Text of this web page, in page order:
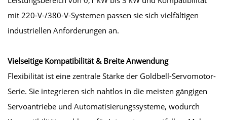
mit 220-V-/380-V-Systemen passen sie sich vielfältigen
industriellen Anforderungen an.
Vielseitige Kompatibilität & Breite Anwendung
Flexibilität ist eine zentrale Stärke der Goldbell-Servomotor-
Serie. Sie integrieren sich nahtlos in die meisten gängigen
Servoantriebe und Automatisierungssysteme, wodurch